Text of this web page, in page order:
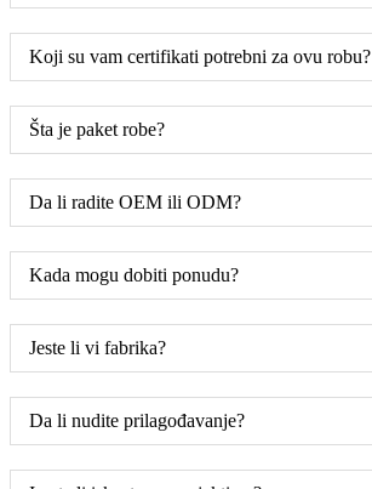
Koji su vam certifikati potrebni za ovu robu?
Šta je paket robe?
Da li radite OEM ili ODM?
Kada mogu dobiti ponudu?
Jeste li vi fabrika?
Da li nudite prilagođavanje?